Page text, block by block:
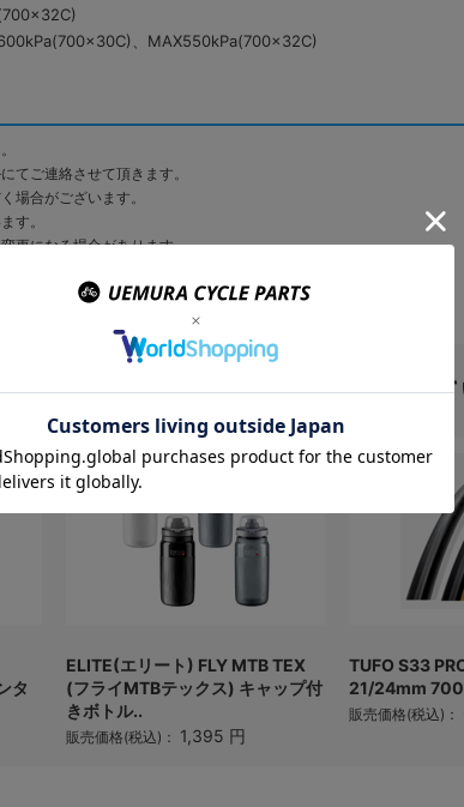
、MAX550kPa(700×32C)
てご連絡させて頂きます。
場合がございます。
す。
更になる場合があります。
す。
入のお客様はこんな商品を買っ
タ
ELITE(エリート) FLY MTB TEX
(フライMTBテックス) キャップ付
きボトル..
販売価格(税込)： 1,395 円
TUFO S33
21/24mm
販売価格(税込)：